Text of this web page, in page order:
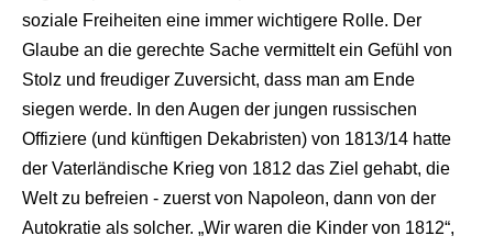
soziale Freiheiten eine immer wichtigere Rolle. Der
Glaube an die gerechte Sache vermittelt ein Gefühl von
Stolz und freudiger Zuversicht, dass man am Ende
siegen werde. In den Augen der jungen russischen
Offiziere (und künftigen Dekabristen) von 1813/14 hatte
der Vaterländische Krieg von 1812 das Ziel gehabt, die
Welt zu befreien - zuerst von Napoleon, dann von der
Autokratie als solcher. „Wir waren die Kinder von 1812“,